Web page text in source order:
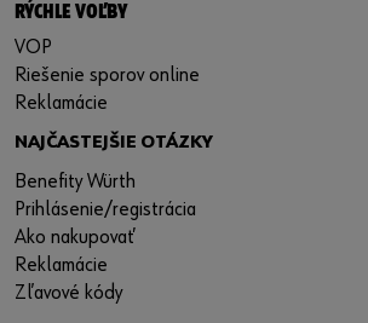
RÝCHLE VOĽBY
VOP
Riešenie sporov online
Reklamácie
NAJČASTEJŠIE OTÁZKY
Benefity Würth
Prihlásenie/registrácia
Ako nakupovať
Reklamácie
Zľavové kódy